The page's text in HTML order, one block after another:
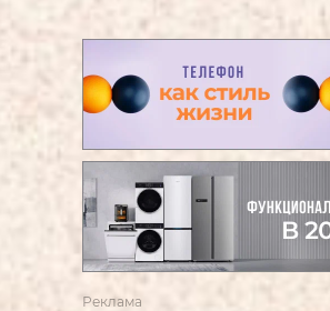
Реклама